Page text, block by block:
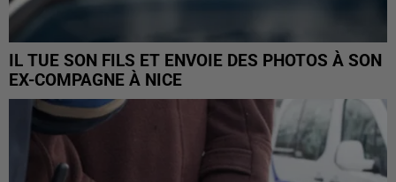
IL TUE SON FILS ET ENVOIE DES PHOTOS À SON
EX-COMPAGNE À NICE